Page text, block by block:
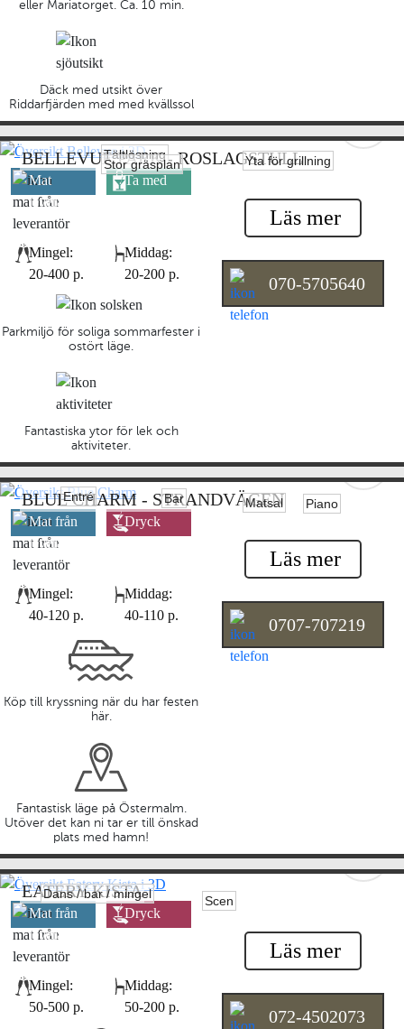
eller Mariatorget. Ca. 10 min.
Däck med utsikt över
Riddarfjärden med med kvällssol
BELLEVUE PARK - ROSLAGSTULL
Tältlösning
Stor gräsplan Yta för grillning
Mat
leverantör
Ta med
Mingel:
20-400 p.
Middag:
20-200 p.
Parkmiljö för soliga sommarfester i
ostört läge.
Fantastiska ytor för lek och
aktiviteter.
Läs mer
070-5705640
BLUE CHARM - STRANDVÄGEN
Matsal Piano
Bar
Entré
Mat från
leverantör
Dryck
Mingel:
40-120 p.
Middag:
40-110 p.
Köp till kryssning när du har festen
här.
Fantastisk läge på Östermalm.
Utöver det kan ni tar er till önskad
plats med hamn!
Läs mer
0707-707219
EATERY KISTA Scen
Dans / bar / mingel
Mat från
leverantör
Dryck
Mingel:
50-500 p.
Middag:
50-200 p.
Läs mer
072-4502073